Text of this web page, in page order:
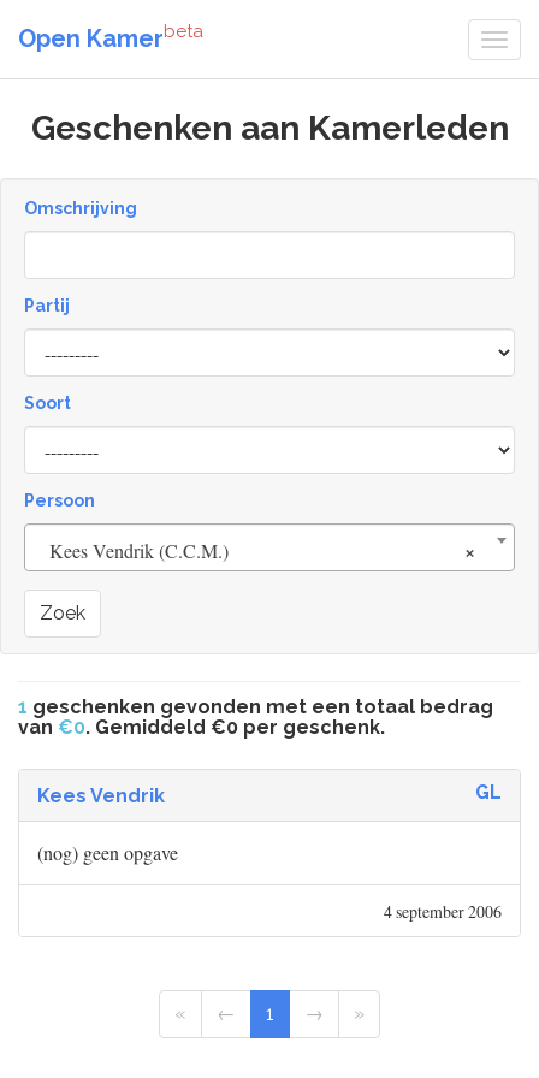
Open Kamerbeta
Geschenken aan Kamerleden
Omschrijving
Partij
Soort
Type
Persoon
×
Kees Vendrik (C.C.M.)
Zoek
1 geschenken gevonden met een totaal bedrag
van €0. Gemiddeld €0 per geschenk.
Kees Vendrik GL
(nog) geen opgave
4 september 2006
« ← 1 → »